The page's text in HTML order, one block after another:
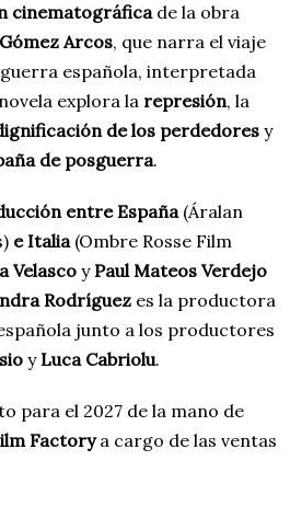
cinematográfica de la obra
Arcos, que narra el viaje
española, interpretada
explora la represión, la
de los perdedores y
de posguerra.
entre España(Áralan
) e Italia(Ombre Rosse Film
Velasco yPaul Mateos Verdejo
Rodríguez es la productora
junto a los productores
yLuca Cabriolu.
para el 2027 de la mano de
Factorya cargo de las ventas